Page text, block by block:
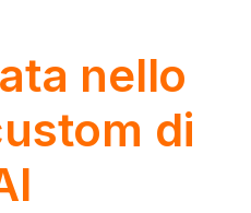
nello
di